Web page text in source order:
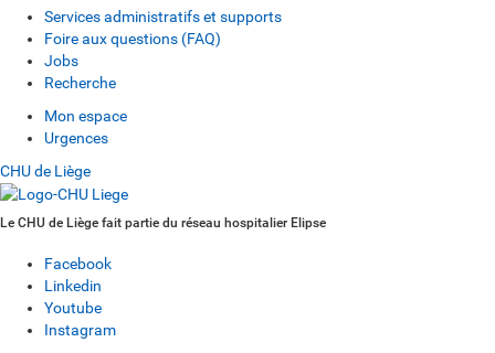
Services administratifs et supports
Foire aux questions (FAQ)
Jobs
Recherche
Mon espace
Urgences
CHU de Liège
Le CHU de Liège fait partie du réseau hospitalier Elipse
Facebook
Linkedin
Youtube
Instagram